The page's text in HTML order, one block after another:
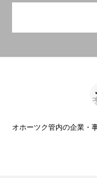
オホーツク管内の企業・